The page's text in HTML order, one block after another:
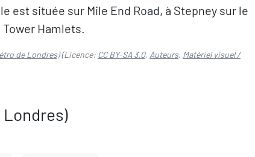
est située sur Mile End Road, à Stepney sur le
Hamlets.
de Londres)(Licence: CC BY-SA 3.0, Auteurs, Matériel visuel /